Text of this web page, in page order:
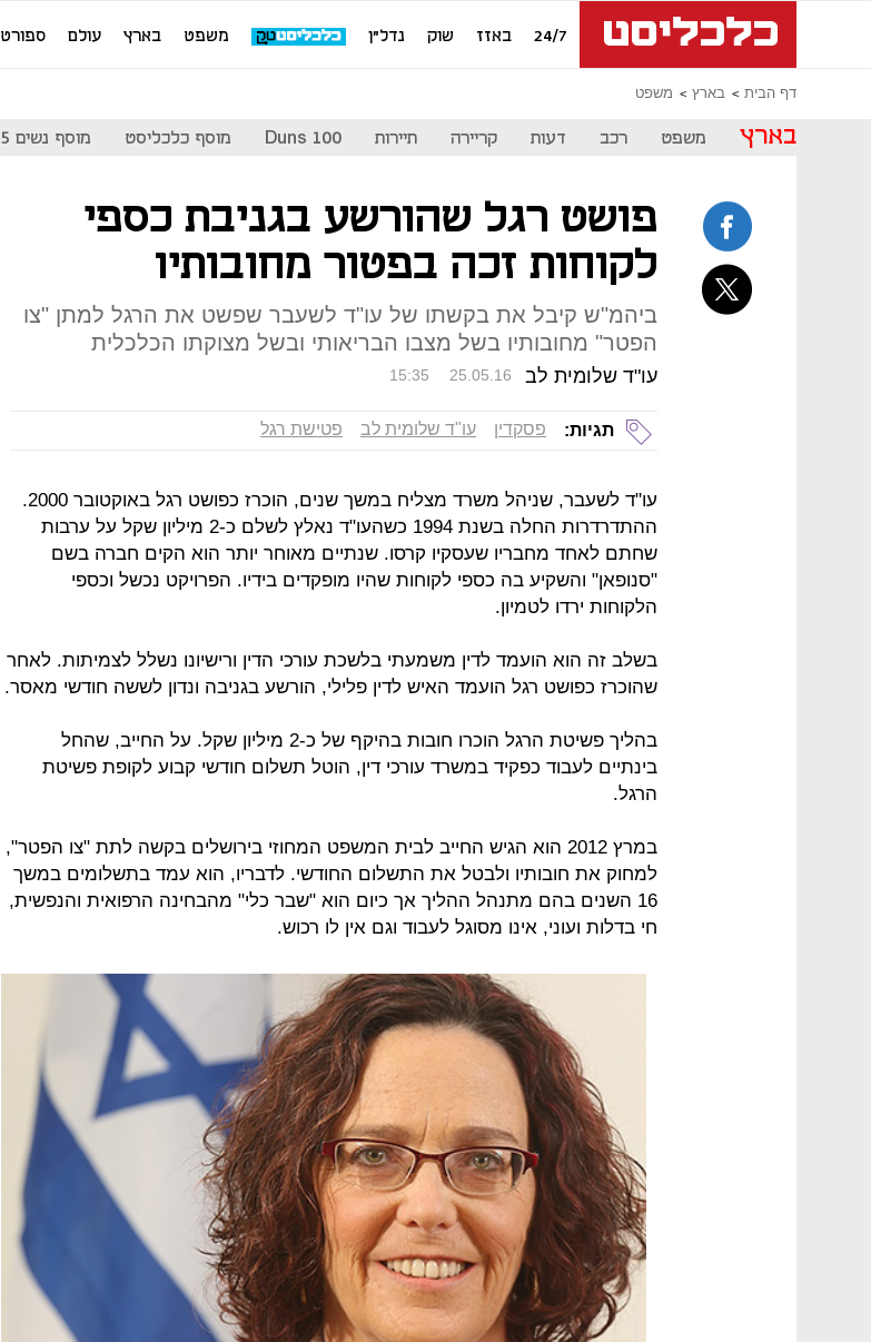
24/7 באזז שוק נדל"ן משפט בארץ עולם ספורט
דף הבית בארץ משפט
בארץ משפט רכב דעות קריירה תיירות Duns 100 מוסף כלכליסט מוסף נשים 2025
פושט רגל שהורשע בגניבת כספי
לקוחות זכה בפטור מחובותיו
ביהמ"ש קיבל את בקשתו של עו"ד לשעבר שפשט את הרגל למתן "צו
הפטר" מחובותיו בשל מצבו הבריאותי ובשל מצוקתו הכלכלית
עו"ד שלומית לב 15:35 25.05.16
תגיות: פסקדין עו"ד שלומית לב פטישת רגל
עו"ד לשעבר, שניהל משרד מצליח במשך שנים, הוכרז כפושט רגל באוקטובר 2000.
ההתדרדרות החלה בשנת 1994 כשהעו"ד נאלץ לשלם כ-2 מיליון שקל על ערבות
שחתם לאחד מחבריו שעסקיו קרסו. שנתיים מאוחר יותר הוא הקים חברה בשם
"סנופאן" והשקיע בה כספי לקוחות שהיו מופקדים בידיו. הפרויקט נכשל וכספי
הלקוחות ירדו לטמיון.
בשלב זה הוא הועמד לדין משמעתי בלשכת עורכי הדין ורישיונו נשלל לצמיתות. לאחר
שהוכרז כפושט רגל הועמד האיש לדין פלילי, הורשע בגניבה ונדון לששה חודשי מאסר.
בהליך פשיטת הרגל הוכרו חובות בהיקף של כ-2 מיליון שקל. על החייב, שהחל
בינתיים לעבוד כפקיד במשרד עורכי דין, הוטל תשלום חודשי קבוע לקופת פשיטת
הרגל.
במרץ 2012 הוא הגיש החייב לבית המשפט המחוזי בירושלים בקשה לתת "צו הפטר",
למחוק את חובותיו ולבטל את התשלום החודשי. לדבריו, הוא עמד בתשלומים במשך
16 השנים בהם מתנהל ההליך אך כיום הוא "שבר כלי" מהבחינה הרפואית והנפשית,
חי בדלות ועוני, אינו מסוגל לעבוד וגם אין לו רכוש.